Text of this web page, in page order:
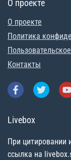
О проекте
О проекте
Политика
Контакты
Livebox
При цитировании
ссылка на